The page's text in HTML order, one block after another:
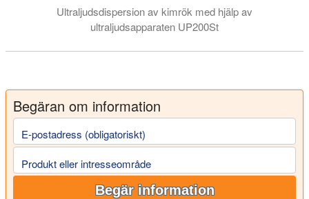
Ultraljudsdispersion av kimrök med hjälp av
ultraljudsapparaten UP200St
Begäran om information
E-postadress (obligatoriskt)
Produkt eller intresseområde
Begär information